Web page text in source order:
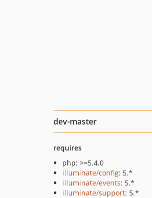
dev-master
requires
php: >=5.4.0
illuminate/config: 5.*
illuminate/events: 5.*
illuminate/support: 5.*